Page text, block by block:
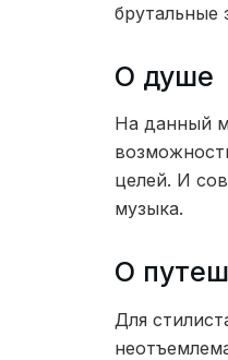
брутальные
О душе
На данный
целей. И
музыка.
О
Для